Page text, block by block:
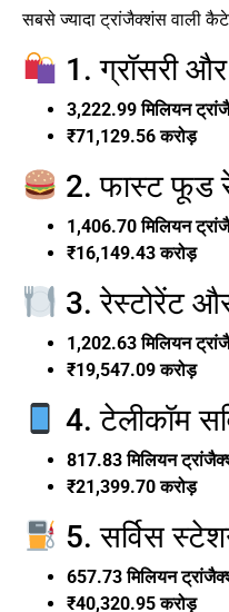
सबसे ज्यादा ट्रांजैक्शंस वाली
1. ग्रॉसरी
3,222.99 मिलियन
₹71,129.56 करोड़
2. फास्ट फूड
1,406.70 मिलियन
₹16,149.43 करोड़
3. रेस्टोरेंट
1,202.63 मिलियन
₹19,547.09 करोड़
4. टेलीकॉम
817.83 मिलियन
₹21,399.70 करोड़
5. सर्विस
657.73 मिलियन
₹40,320.95 करोड़